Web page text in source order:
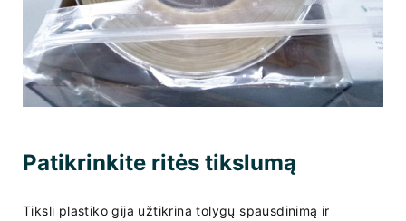
Patikrinkite ritės tikslumą
Tiksli plastiko gija užtikrina tolygų spausdinimą ir